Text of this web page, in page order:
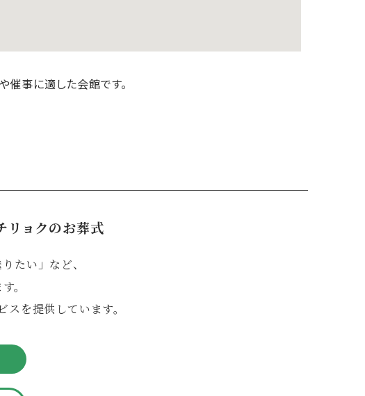
催事に適した会館です。
リョクのお葬式
たい」など、
。
を提供しています。